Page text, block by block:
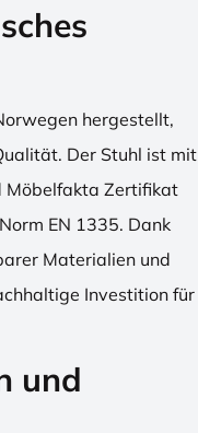
hergestellt,
Der Stuhl ist mit
Möbelfakta Zertifikat
EN 1335. Dank
Materialien und
Investition für
und